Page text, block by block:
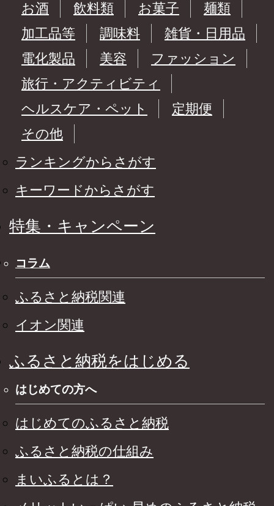
お酒
飲料類 お菓子
麺類
加工品等
調味料
雑貨・日用品
電化製品
美容
ファッション
旅行・アクティビティ
ヘルスケア・ペット
定期便
その他
ランキングからさがす
キーワードからさがす
特集・キャンペーン
コラム
ふるさと納税関連
イオン関連
ふるさと納税をはじめる
はじめての方へ
はじめてのふるさと納税
ふるさと納税の仕組み
まいふるとは？